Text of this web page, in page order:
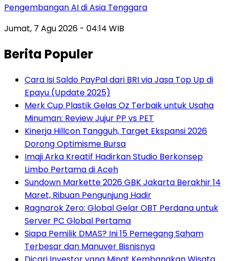
Pengembangan AI di Asia Tenggara
Jumat, 7 Agu 2026 - 04:14 WIB
Berita Populer
Cara Isi Saldo PayPal dari BRI via Jasa Top Up di
Epayu (Update 2025)
Merk Cup Plastik Gelas Oz Terbaik untuk Usaha
Minuman: Review Jujur PP vs PET
Kinerja Hillcon Tangguh, Target Ekspansi 2026
Dorong Optimisme Bursa
Imaji Arka Kreatif Hadirkan Studio Berkonsep
Limbo Pertama di Aceh
Sundown Markette 2026 GBK Jakarta Berakhir 14
Maret, Ribuan Pengunjung Hadir
Ragnarok Zero: Global Gelar OBT Perdana untuk
Server PC Global Pertama
Siapa Pemilik DMAS? Ini 15 Pemegang Saham
Terbesar dan Manuver Bisnisnya